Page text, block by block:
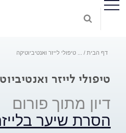
דף הבית טיפולי לייזר ואנטיביוטיקה
טיפולי לייזר
דיון מתוך פורום
הסרת שיער